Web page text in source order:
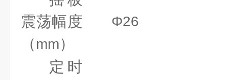
震荡幅度
（mm）
Φ26
定时